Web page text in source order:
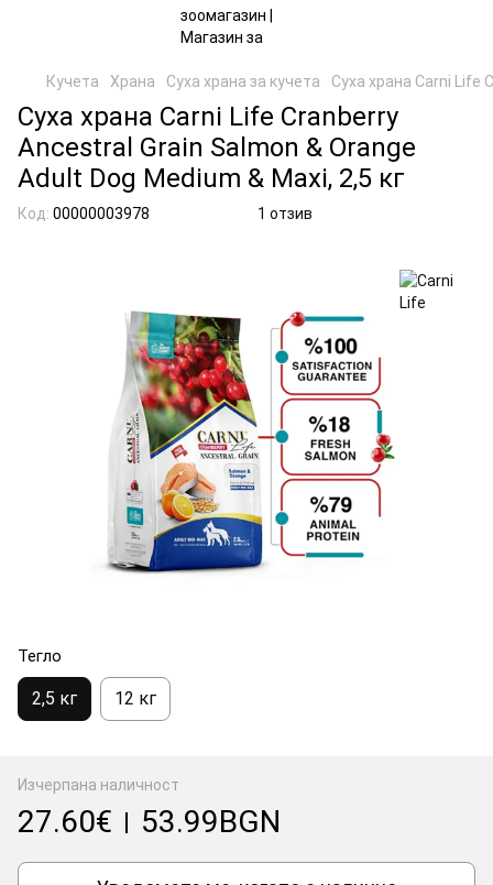
Кучета Храна Суха храна за кучета Суха храна Carni Life
Суха храна Carni Life Cranberry
Ancestral Grain Salmon & Orange
Adult Dog Medium & Maxi, 2,5 кг
Код: 00000003978 1 отзив
Тегло
2,5 кг 12 кг
Изчерпана наличност
27.60€ | 53.99BGN